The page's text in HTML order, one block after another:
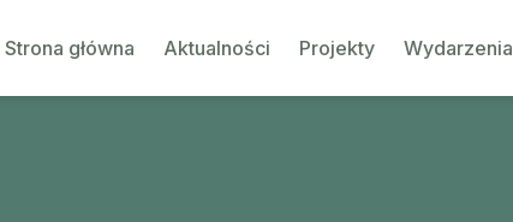
Strona główna
Aktualności Projekty Wydarzenia